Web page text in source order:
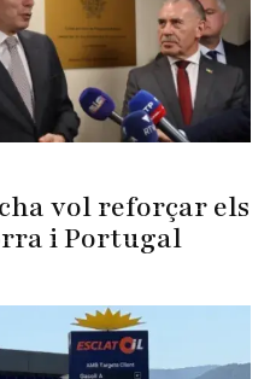
vol reforçar els
i Portugal